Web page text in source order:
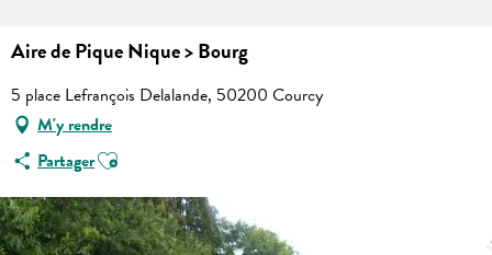
Aire de Pique Nique > Bourg
5 place Lefrançois Delalande, 50200 Courcy
M'y rendre
PartagerAjouter aux favoris